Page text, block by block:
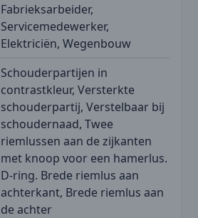
Fabrieksarbeider,
Servicemedewerker,
Elektriciën, Wegenbouw
Schouderpartijen in
contrastkleur, Versterkte
schouderpartij, Verstelbaar bij
schoudernaad, Twee
riemlussen aan de zijkanten
met knoop voor een hamerlus.
D-ring. Brede riemlus aan
achterkant, Brede riemlus aan
de achter